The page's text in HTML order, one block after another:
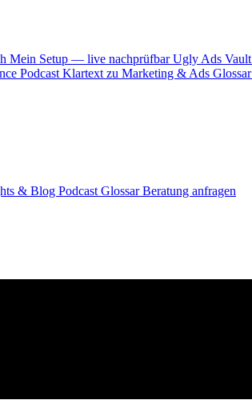
Mein Setup — live nachprüfbar Ugly Ads Vault
Podcast Klartext zu Marketing & Ads Glossar
& Blog Podcast GlossarBeratung anfragen